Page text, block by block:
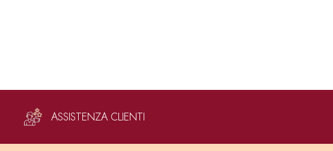
ASSISTENZA CLIENTI